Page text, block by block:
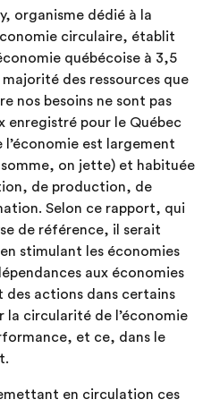
organisme dédié à la
circulaire, établit
québécoise à 3,5
des ressources que
nos besoins ne sont pas
enregistré pour le Québec
est largement
on jette) et habituée
de production, de
Selon ce rapport, qui
de référence, il serait
stimulant les économies
aux économies
des actions dans certains
la circularité de l’économie
et ce, dans le
en circulation ces